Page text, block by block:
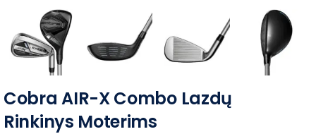
Cobra AIR-X Combo Lazdų
Rinkinys Moterims